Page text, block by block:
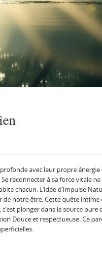
avec leur propre
reconnecter à sa force vitale
chacun. L’idée d’Impulse
notre être. Cette quête
plonger dans la source pure
Douce et respectueuse. Ce